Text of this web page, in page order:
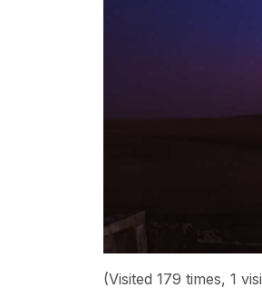
(Visited 179 times, 1